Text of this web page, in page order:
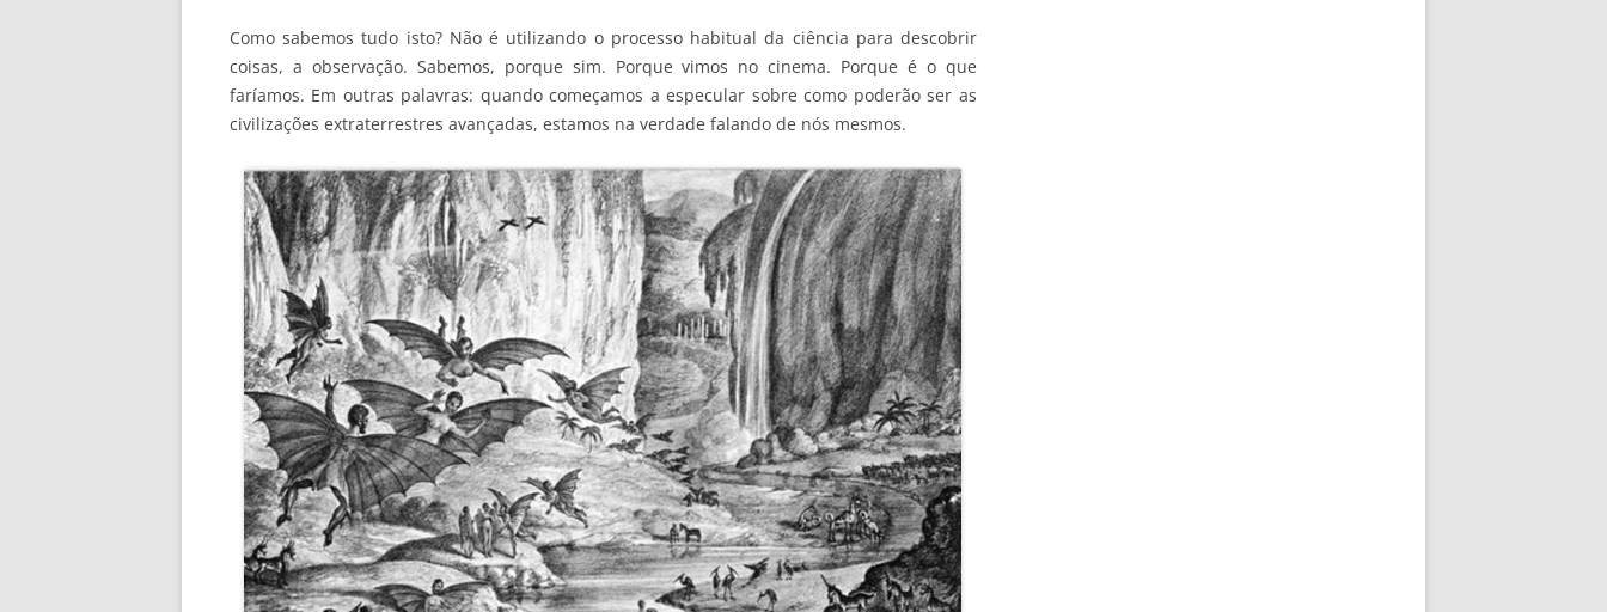
Como sabemos tudo isto? Não é utilizando o processo habitual da ciência para descobrir
coisas, a observação. Sabemos, porque sim. Porque vimos no cinema. Porque é o que
faríamos. Em outras palavras: quando começamos a especular sobre como poderão ser as
civilizações extraterrestres avançadas, estamos na verdade falando de nós mesmos.